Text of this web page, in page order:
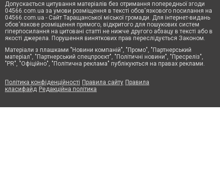
Допускається цитування матеріалів без отримання попередньої згоди
04566.com.ua за умови розміщення в тексті обов'язкового посилання на
04566.com.ua - Cайт Таращанської міської громади. Для інтернет-видань
обов'язкове розміщення прямого, відкритого для пошукових систем
гіперпосилання на цитовані статті не нижче другого абзацу в тексті або в
якості джерела. Порушення виняткових прав переслідується Законом.
Матеріали з плашками "Новини компаній", "Промо", "Партнерський
матеріал", "Партнерський спецпроєкт", "Політичні новини", "Пресреліз",
"PR", "Офіційно", "Політична реклама" публікуються на правах реклами.
Політика конфіденційності Правила сайту Правила
класифайд Редакційна політика